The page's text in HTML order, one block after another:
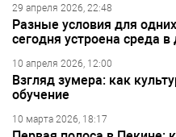
29 апреля 2026, 22:48
Разные условия для
сегодня устроена среда в
10 апреля 2026, 12:00
Взгляд зумера: как
обучение
10 марта 2026, 18:17